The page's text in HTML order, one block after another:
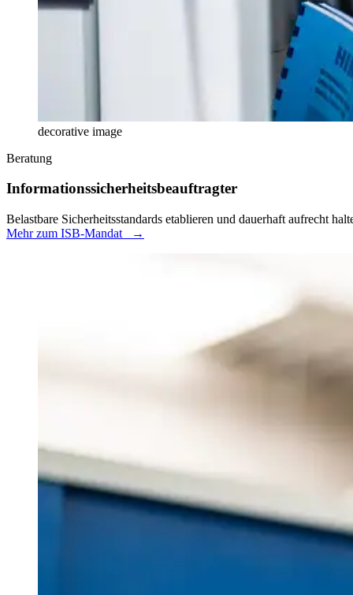
decorative image
Beratung
Informationssicherheitsbeauftragter
Belastbare Sicherheitsstandards etablieren und dauerhaft aufrecht
Mehr zum ISB-Mandat
→